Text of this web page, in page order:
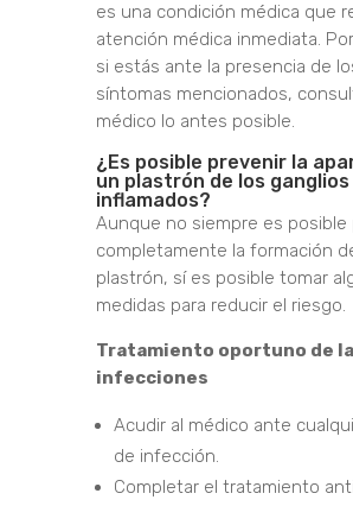
es una condición médica que
atención médica inmediata.
si estás ante la presencia de
síntomas mencionados,
médico lo antes posible.
¿Es posible prevenir la
un plastrón de los ganglios
inflamados?
Aunque no siempre es posible
completamente la formación
plastrón, sí es posible tomar
medidas para reducir el riesgo.
Tratamiento oportuno de
infecciones
Acudir al médico ante
de infección.
Completar el tratamiento